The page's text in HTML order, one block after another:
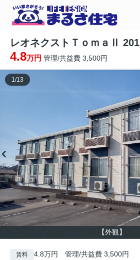
レオネクストＴｏｍａⅡ 201
4.8万円 管理/共益費 3,500円
【外観】
1/13
賃料 4.8万円 管理/共益費 3,500円